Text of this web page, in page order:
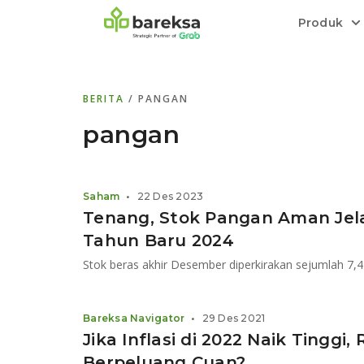
Produk
Transaksi cepat,
relatif stabil.
Menyediakan layanan manajemen
Informasi terkini dan tepercaya terkait
Kenali rekam jejak dan
BERITA / PANGAN
pangan
Tenang, Stok Pangan Aman
Tahun Baru 2024
Stok beras akhir Desember diperkirakan sejumlah
Saham • 22 Des 2023
Jika Inflasi di 2022 Naik Tinggi,
Bareksa Navigator • 29 Des 2021